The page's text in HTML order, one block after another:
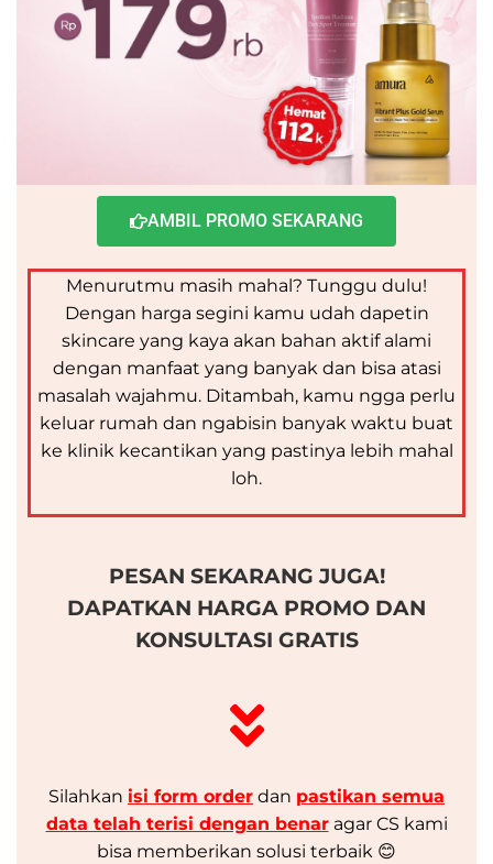
AMBIL PROMO SEKARANG
Menurutmu masih mahal? Tunggu dulu!
Dengan harga segini kamu udah dapetin
skincare yang kaya akan bahan aktif alami
dengan manfaat yang banyak dan bisa atasi
masalah wajahmu. Ditambah, kamu ngga perlu
keluar rumah dan ngabisin banyak waktu buat
ke klinik kecantikan yang pastinya lebih mahal
loh.
PESAN SEKARANG JUGA!
DAPATKAN HARGA PROMO DAN
KONSULTASI GRATIS
Silahkan isi form order dan pastikan semua
data telah terisi dengan benaragar CS kami
bisa memberikan solusi terbaik 😊